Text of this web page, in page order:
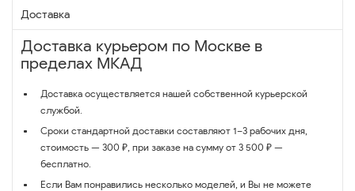
Доставка
Доставка курьером по Москве в
пределах МКАД
Доставка осуществляется нашей собственной курьерской
службой.
Сроки стандартной доставки составляют 1–3 рабочих дня,
стоимость — 300 ₽, при заказе на сумму от 3 500 ₽ —
бесплатно.
Если Вам понравились несколько моделей, и Вы не можете